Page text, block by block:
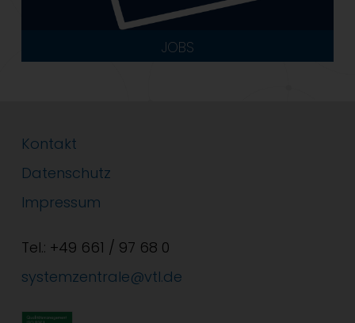
JOBS
Kontakt
Datenschutz
Impressum
Tel.: +49 661 / 97 68 0
systemzentrale@vtl.de